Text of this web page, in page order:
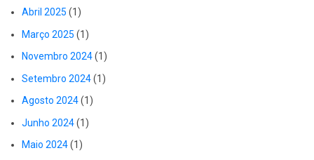
Abril 2025 (1)
Março 2025 (1)
Novembro 2024(1)
Setembro 2024(1)
Agosto 2024(1)
Junho 2024(1)
Maio 2024(1)